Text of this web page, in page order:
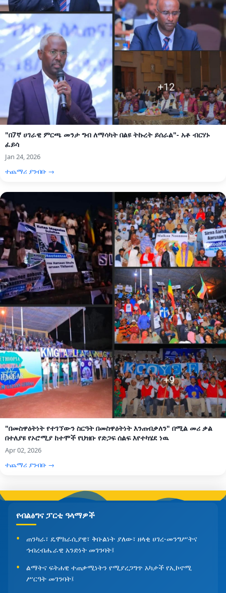
"በ7ኛ ሀገራዊ ምርጫ መንታ ግብ ለማሳካት በልዩ ትኩረት ይሰራል"- አቶ ብርሃኑ
ፈይሳ
Jan 24, 2026
ተጨማሪ ያንብቡ →
"በመስዋዕትነት የተገኘውን ስርዓት በመስዋዕትነት እንጠብቃለን" በሚል መሪ ቃል
በተለያዩ የኦሮሚያ ከተሞች የህዝቡ የድጋፍ ሰልፍ እየተካሄደ ነዉ
Apr 02, 2026
ተጨማሪ ያንብቡ →
የብልፅግና ፓርቲ ዓላማዎች
ጠንካራ፣ ዴሞክራሲያዊ፣ ቅቡልነት ያለው፣ ዘላቂ ሀገረ-መንግሥትና
ኅብረብሔራዊ አንድነት መገንባት፤
ልማትና ፍትሐዊ ተጠቃሚነትን የሚያረጋግጥ አካታች የኢኮኖሚ
ሥርዓት መገንባት፤